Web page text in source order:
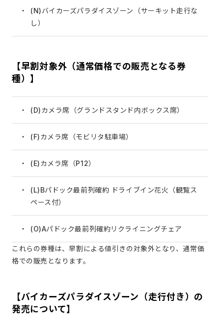
(N)バイカーズパラダイスゾーン（サーキット走行な
し）
【早割対象外（通常価格での販売となる券
種）】
(D)カメラ席（グランドスタンド内ボックス席）
(F)カメラ席（モビリタ駐車場）
(E)カメラ席（P12）
(L)Bパドック最前列確約 ドライブイン花火（観覧ス
ペース付）
(O)Aパドック最前列確約リクライニングチェア
これらの券種は、早割による値引きの対象外となり、通常価
格での販売となります。
【バイカーズパラダイスゾーン（走行付き）の
発売について】